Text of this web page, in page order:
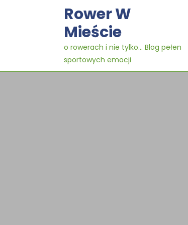
Rower W
Mieście
o rowerach i nie tylko… Blog pełen
sportowych emocji